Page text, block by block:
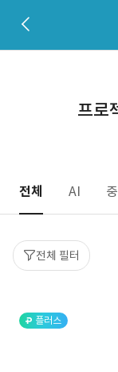
프로
전체 AI
전체 필터
플러스